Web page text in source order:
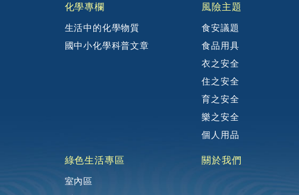
化學專欄
生活中的化學物質
國中小化學科普文章
風險主題
食安議題
食品用具
衣之安全
住之安全
育之安全
樂之安全
個人用品
綠色生活專區
室內區
關於我們